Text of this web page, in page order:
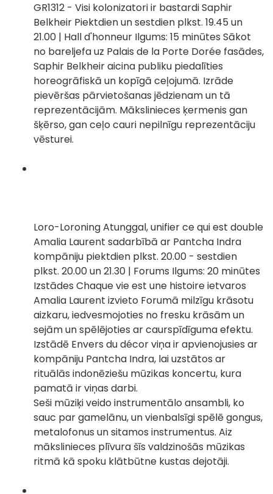
GR1312 - Visi kolonizatori ir bastardi Saphir
Belkheir Piektdien un sestdien plkst. 19.45 un
21.00 | Hall d'honneur Ilgums: 15 minūtes Sākot
no bareljefa uz Palais de la Porte Dorée fasādes,
Saphir Belkheir aicina publiku piedalīties
horeogrāfiskā un kopīgā ceļojumā. Izrāde
pievēršas pārvietošanas jēdzienam un tā
reprezentācijām. Mākslinieces ķermenis gan
šķērso, gan ceļo cauri nepilnīgu reprezentāciju
vēsturei.
Loro-Loroning Atunggal, unifier ce qui est double
Amalia Laurent sadarbībā ar Pantcha Indra
kompāniju piektdien plkst. 20.00 - sestdien
plkst. 20.00 un 21.30 | Forums Ilgums: 20 minūtes
Izstādes Chaque vie est une histoire ietvaros
Amalia Laurent izvieto Forumā milzīgu krāsotu
aizkaru, iedvesmojoties no fresku krāsām un
sejām un spēlējoties ar caurspīdīguma efektu.
Izstādē Envers du décor viņa ir apvienojusies ar
kompāniju Pantcha Indra, lai uzstātos ar
rituālās indonēziešu mūzikas koncertu, kura
pamatā ir viņas darbi.
Seši mūziķi veido instrumentālo ansambli, ko
sauc par gamelānu, un vienbalsīgi spēlē gongus,
metalofonus un sitamos instrumentus. Aiz
mākslinieces plīvura šīs valdzinošās mūzikas
ritmā kā spoku klātbūtne kustas dejotāji.